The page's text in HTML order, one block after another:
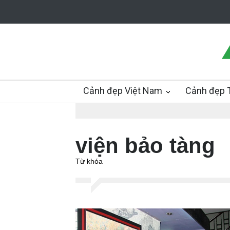
Cảnh đẹp Việt Nam Cảnh đẹp
viện bảo tàng
Từ khóa